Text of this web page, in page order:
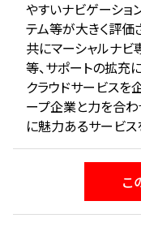
やすいナビゲーショ
テム等が大きく評価
共にマーシャルナビ
等、サポートの拡充
クラウドサービスを
ープ企業と力を合わ
に魅力あるサービス
こ